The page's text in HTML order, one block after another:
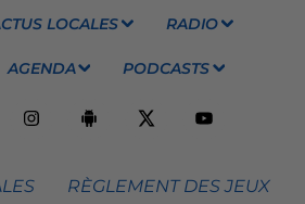
LOCALES RADIO
AGENDA PODCASTS
RÈGLEMENT DES JEUX